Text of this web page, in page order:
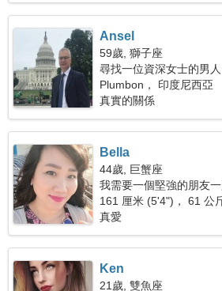
Ansel
59歲, 獅子座
尋找一位資深女士的男
Plumbon， 印度尼西亞
真實的關係
Bella
44歲, 巨蟹座
我需要一個堅強的朋友
161 厘米 (5'4")， 61 公
真愛
Ken
21歲, 雙魚座